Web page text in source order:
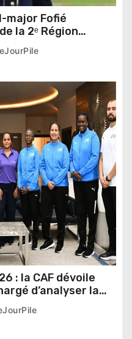
major Fofié
la 2ᵉ Région
: la CAF dévoile
d’analyser la